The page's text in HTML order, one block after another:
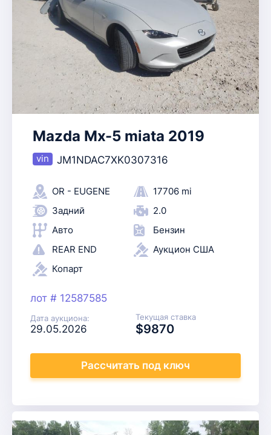
Mazda Mx-5 miata 2019
JM1NDAC7XK0307316
OR - EUGENE
17706 mi
Задний
2.0
Авто
Бензин
REAR END
Аукцион США
Копарт
лот # 12587585
Дата аукциона:
29.05.2026
Текущая ставка
$9870
Рассчитать под ключ